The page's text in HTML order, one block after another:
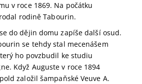
v roce 1869. Na počátku
rodině Tabourin.
do dějin domu zapíše další osud.
se tehdy stal mecenášem
ho povzbudil ke studiu
Když Auguste v roce 1894
založil šampaňské Veuve A.